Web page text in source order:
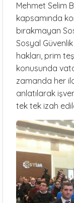
Mehmet Selim
kapsamında
bırakmayan
Sosyal
hakları, prim
konusunda
zamanda her
anlatılarak
tek tek izah